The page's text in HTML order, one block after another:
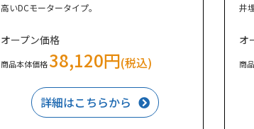
高いDCモータータイプ。
オープン価格
商品本体価格38,120円(税込)
詳細はこちらから
井
オ
商